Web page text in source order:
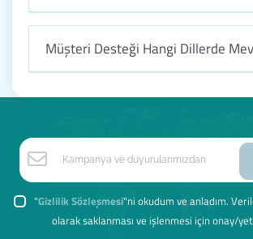
Müşteri Desteği Hangi Dillerde
"Gizlilik Sözleşmesi"ni okudum ve anladım.
olarak saklanması ve işlenmesi için onay/